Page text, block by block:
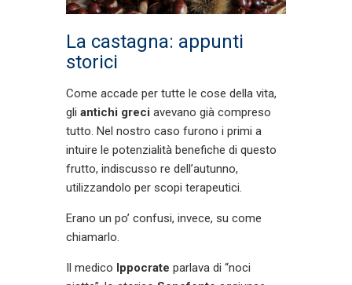
La castagna: appunti
storici
Come accade per tutte le cose della vita,
gli antichi greci avevano già compreso
tutto. Nel nostro caso furono i primi a
intuire le potenzialità benefiche di questo
frutto, indiscusso re dell’autunno,
utilizzandolo per scopi terapeutici.
Erano un po’ confusi, invece, su come
chiamarlo.
Il medico Ippocrate parlava di “noci